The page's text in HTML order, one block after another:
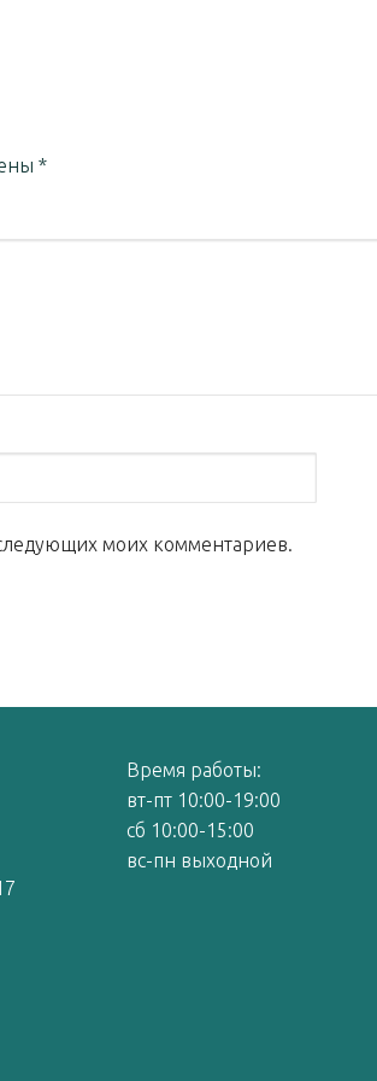
*
моих комментариев.
Время работы:
вт-пт 10:00-19:00
сб 10:00-15:00
вс-пн выходной